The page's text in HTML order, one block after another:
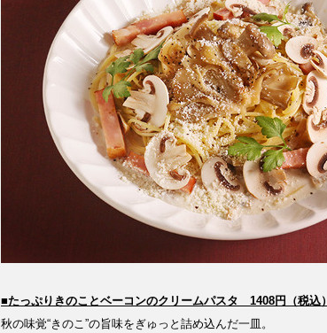
■​たっぷりきのことベーコンのクリームパスタ 1408円（税込）
秋の味覚“きのこ”の旨味をぎゅっと詰め込んだ一皿。